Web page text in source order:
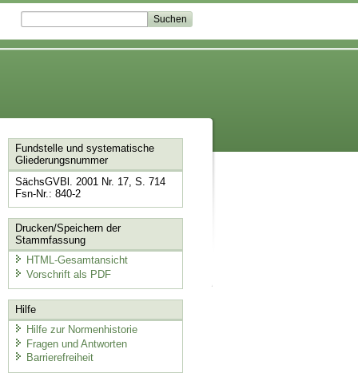
Fundstelle und systematische
Gliederungsnummer
SächsGVBl. 2001 Nr. 17, S. 714
Fsn-Nr.: 840-2
Drucken/Speichern der
Stammfassung
HTML-Gesamtansicht
Vorschrift als PDF
Hilfe
Hilfe zur Normenhistorie
Fragen und Antworten
Barrierefreiheit